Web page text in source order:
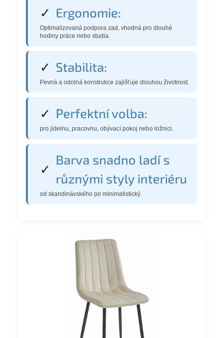
✓ Ergonomie:
Optimalizovaná podpora zad, vhodná pro dlouhé
hodiny práce nebo studia.
✓ Stabilita:
Pevná a odolná konstrukce zajišťuje dlouhou životnost.
✓ Perfektní volba:
pro jídelnu, pracovnu, obývací pokoj nebo ložnici.
✓
Barva snadno ladí s
různými styly interiéru
od skandinávského po minimalistický.